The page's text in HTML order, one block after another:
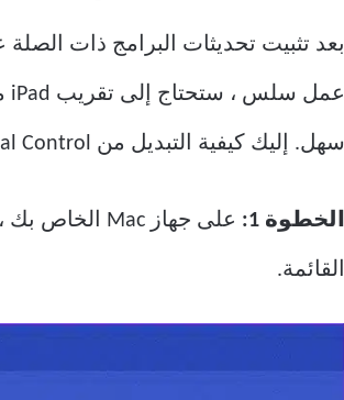
سهل. إليك كيفية التبديل من Universal Control إلى Sidecar إذا كنت تريد استخدام iPad كشاشة خارجية لجهاز Mac.
الخطوة 1:
القائمة.